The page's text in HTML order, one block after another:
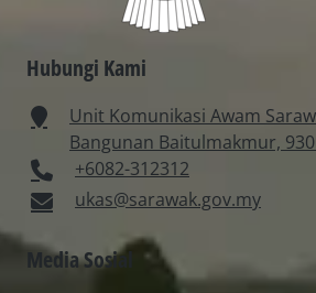
Hubungi Kami
Unit Komunikasi Awam
Bangunan Baitulmakmur,
+6082-312312
ukas@sarawak.gov.my
Media Sosial